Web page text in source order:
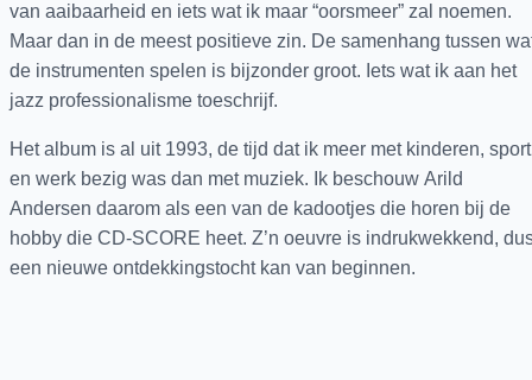
van aaibaarheid en iets wat ik maar “oorsmeer” zal noemen.
Maar dan in de meest positieve zin. De samenhang tussen
de instrumenten spelen is bijzonder groot. Iets wat ik aan het
jazz professionalisme toeschrijf.
Het album is al uit 1993, de tijd dat ik meer met kinderen, sport
en werk bezig was dan met muziek. Ik beschouw Arild
Andersen daarom als een van de kadootjes die horen bij de
hobby die CD-SCORE heet. Z’n oeuvre is indrukwekkend,
een nieuwe ontdekkingstocht kan van beginnen.